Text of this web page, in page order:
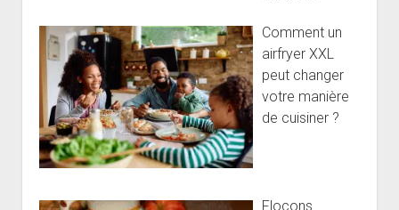
Comment un
airfryer XXL
peut changer
votre manière
de cuisiner ?
Flocons